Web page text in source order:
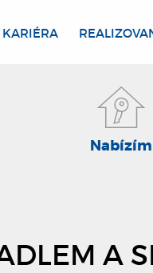
KARIÉRA
Nabízím
A